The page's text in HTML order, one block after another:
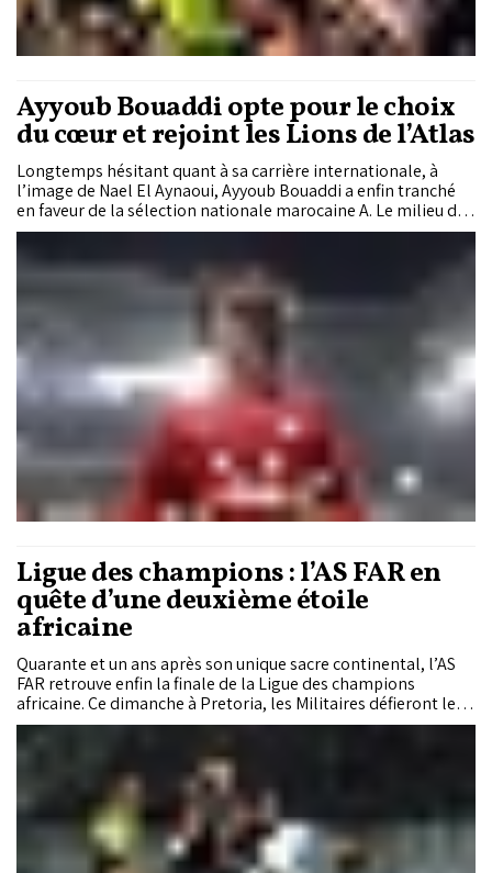
Ayyoub Bouaddi opte pour le choix
du cœur et rejoint les Lions de l’Atlas
Longtemps hésitant quant à sa carrière internationale, à
l’image de Nael El Aynaoui, Ayyoub Bouaddi a enfin tranché
en faveur de la sélection nationale marocaine A. Le milieu de
terrain polyvalent du LOSC, déjà ciblé par les cadors
européens, devrait donc accompagner les Lions de l’Atlas
lors du périple aux USA (Mondial 2026). Le sélectionneur
national dispose désormais d’un atout redoutable en ligne
médiane, de quoi inquiéter des profils comme Rabiae
Hraimate, Noureddine Amrabat ou encore Oussama
Targhaline.
Ligue des champions : l’AS FAR en
quête d’une deuxième étoile
africaine
Quarante et un ans après son unique sacre continental, l’AS
FAR retrouve enfin la finale de la Ligue des champions
africaine. Ce dimanche à Pretoria, les Militaires défieront les
Mamelodi Sundowns lors de la première manche d’une
une deuxième étoile continentale à Rabat.